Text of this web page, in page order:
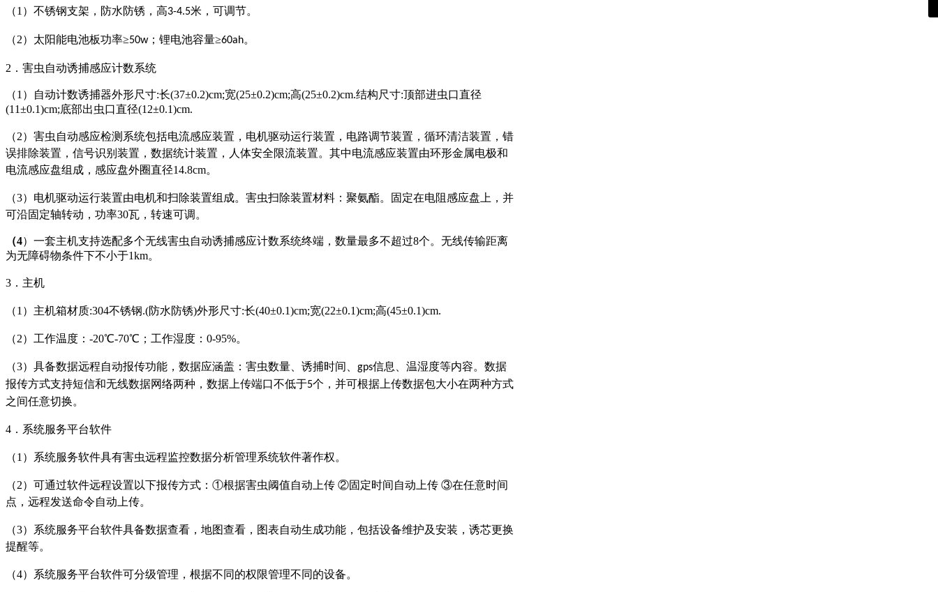
（1 ）不锈钢支架，防水防锈，高3-4.5米，可调节。
（2）太阳能电池板功率≥50w；锂电池容量≥60ah。
2 ．害虫自动诱捕感应计数系统
（1） 自动计数诱捕器外形尺寸:长(37±0.2)cm;宽(25±0.2)cm;高(25±0.2)cm.结构尺寸:顶部进虫口直径
(11±0.1)cm;底部出虫口直径(12±0.1)cm.
（2） 害虫自动感应检测系统包括电流感应装置，电机驱动运行装置，电路调节装置，循环清洁装置，错
误排除装置，信号识别装置，数据统计装置，人体安全限流装置。其中电流感应装置由环形金属电极和
电流感应盘组成，感应盘外圈直径14.8cm。
（3） 电机驱动运行装置由电机和扫除装置组成。害虫扫除装置材料：聚氨酯。固定在电阻感应盘上，并
可沿固定轴转动，功率30瓦，转速可调。
（4）一套主机支持选配多个无线害虫自动诱捕感应计数系统终端，数量最多不超过8个。无线传输距离
为无障碍物条件下不小于1km。
3 ．主机
（1） 主机箱材质:304不锈钢.(防水防锈)外形尺寸:长(40±0.1)cm;宽(22±0.1)cm;高(45±0.1)cm.
（2）工作温度：-20℃-70℃；工作湿度：0-95%。
（3）具备数据远程自动报传功能，数据应涵盖：害虫数量、诱捕时间、 gps信息、温湿度等内容。数据
报传方式支持短信和无线数据网络两种，数据上传端口不低于5个，并可根据上传数据包大小在两种方式
之间任意切换。
4 ．系统服务平台软件
（1 ）系统服务软件具有害虫远程监控数据分析管理系统软件著作权。
（2）可通过软件远程设置以下报传方式：①根据害虫阈值自动上传 ②固定时间自动上传 ③在任意时间
点，远程发送命令自动上传。
（3）系统服务平台软件具备数据查看，地图查看，图表自动生成功能，包括设备维护及安装，诱芯更换
提醒等。
（4）系统服务平台软件可分级管理，根据不同的权限管理不同的设备。